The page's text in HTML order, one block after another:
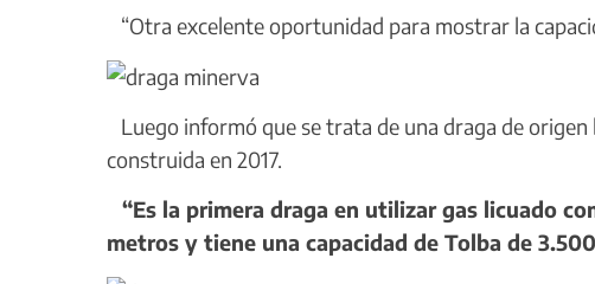
“Otra excelente oportunidad para mostrar la
Luego informó que se trata de una draga de
construida en 2017.
“Es la primera draga en utilizar gas licuado
metros y tiene una capacidad de Tolba de